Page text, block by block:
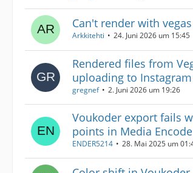
Can't render with
Arkkitehti 24. Juni 2026 um 15:45
Rendered files from
uploading to
gregnef 2. Juni 2026 um 19:26
Voukoder export fails
points in Media
ENDER5214 28. Mai 2025 um